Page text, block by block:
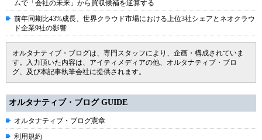
ムで「会社の未来」から買収候補を逆算する
前年同期比43%成長、世界クラウド市場における上位3社シェアとネオクラウ
ド企業9社の影響
オルタナティブ・ブログは、専門スタッフにより、企画・構成されていま
す。入力頂いた内容は、アイティメディアの他、オルタナティブ・ブロ
グ、及び本記事執筆会社に提供されます。
オルタナティブ・ブログ GUIDE
オルタナティブ・ブログ憲章
利用規約